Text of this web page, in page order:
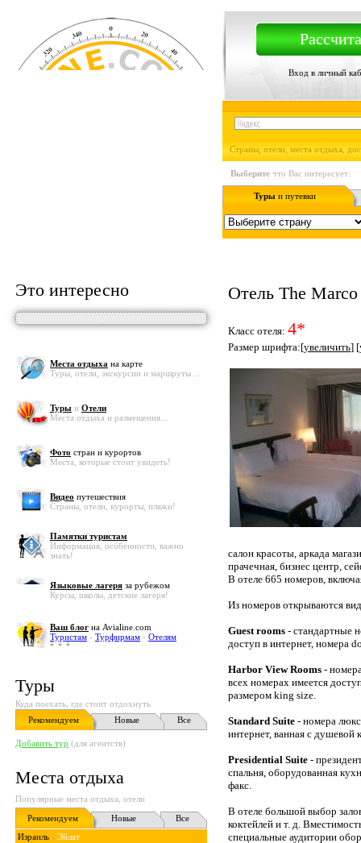
Вход в личный
Страны, отели, места отдыха,
Выберите что Вас интересует:
Туры и путевки
Это интересно
Места отдыха на карте
Туры, отели, экскурсии и маршруты ...
Туры и Отели
Места отдыха и размещения...
Фото стран и курортов
Места, которые стоит увидеть!
Видео путешествия
Страны, отели, курорты, пляжи!
Памятки туристам
Информация, особенности, важно
знать!
Языковые лагеря за рубежом
Курсы, школы, детские лагеря!
Ваш блог на Avialine.com
Туристам - Турфирмам - Отелям
Туры
Куда поехать, где стоит отдохнуть
Рекомендуем
Новые Все
Добавить тур (для агентств)
Места отдыха
Популярные места отдыха, отели
Рекомендуем
Новые
Все
Израиль - Эйлат
Отель The
Класс отеля: 4*
Размер шрифта:[увеличить] [
салон красоты, аркада
прачечная, бизнес центр,
В отеле 665 номеров,
Из номеров открываются
Guest rooms - стандартные
доступ в интернет, номера
Harbor View Rooms -
всех номерах имеется
размером king size.
Standard Suite - номера
интернет, ванная с душевой
Presidential Suite -
спальня, оборудованная
факс.
В отеле большой выбор
коктейлей и т. д.
специальные аудитории